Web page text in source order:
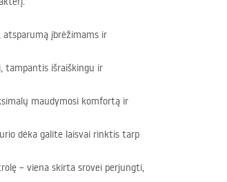
įbrėžimams ir
tampantis išraiškingu ir
maudymosi komfortą ir
dėka galite laisvai rinktis tarp
– viena skirta srovei perjungti,